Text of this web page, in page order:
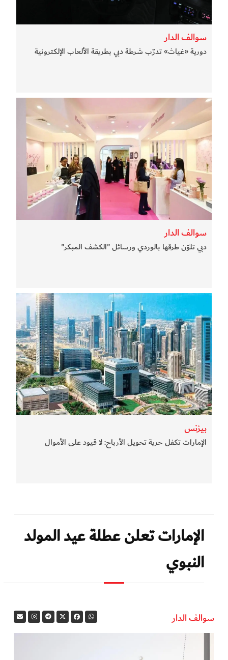
سوالف الدار
دورية «غياث» تدرّب شرطة دبي بطريقة الألعاب الإلكترونية
سوالف الدار
دبي تلوّن طرقها بالوردي ورسائل "الكشف المبكر"
بيزنس
الإمارات تكفل حرية تحويل الأرباح: لا قيود على الأموال
الإمارات تعلن عطلة عيد المولد
النبوي
سوالف الدار